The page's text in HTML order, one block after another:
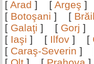
[ Arad ] [ Argeş ]
[ Botoşani ] [
[ Galaţi ] [ Gorj ]
[ Iaşi ] [ Ilfov ] [
[ Caraş-Severin ]